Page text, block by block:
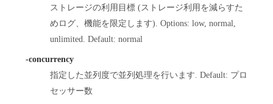
ストレージの利用目標 (ストレージ利用を減らすた
めログ、機能を限定します). Options: low, normal,
unlimited. Default: normal
-concurrency
指定した並列度で並列処理を行います. Default: プロ
セッサー数